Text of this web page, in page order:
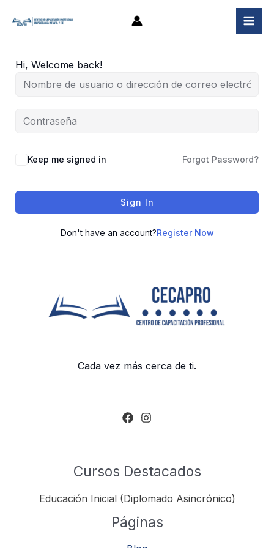
Hi, Welcome back!
Keep me signed in Forgot Password?
Sign In
Don't have an account?Register Now
Cada vez más cerca de ti.
Cursos Destacados
Educación Inicial (Diplomado Asincrónico)
Páginas